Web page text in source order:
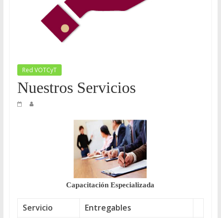
Desarrollo
Tecnológico
COVEICYDET
Red VOTCyT
Nuestros Servicios
Capacitación Especializada
Servicio
Entregables